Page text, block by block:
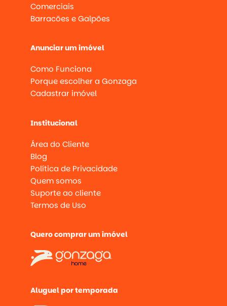
Comerciais
Barracões e Galpões
Anunciar um imóvel
Como Funciona
Porque escolher a Gonzaga
Cadastrar imóvel
Institucional
Área do Cliente
Blog
Política de Privacidade
Quem somos
Suporte ao cliente
Termos de Uso
Quero comprar um imóvel
Aluguel por temporada